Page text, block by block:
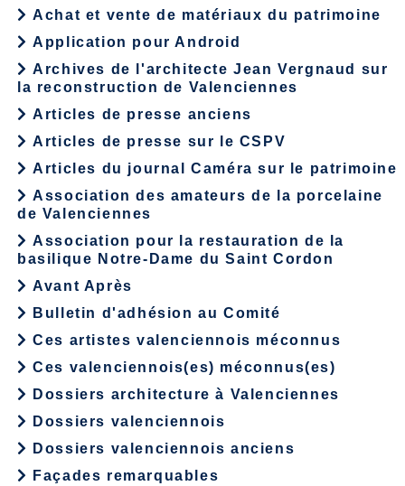
Achat et vente de matériaux du patrimoine
Application pour Android
Archives de l'architecte Jean Vergnaud sur
la reconstruction de Valenciennes
Articles de presse anciens
Articles de presse sur le CSPV
Articles du journal Caméra sur le patrimoine
Association des amateurs de la porcelaine
de Valenciennes
Association pour la restauration de la
basilique Notre-Dame du Saint Cordon
Avant Après
Bulletin d'adhésion au Comité
Ces artistes valenciennois méconnus
Ces valenciennois(es) méconnus(es)
Dossiers architecture à Valenciennes
Dossiers valenciennois
Dossiers valenciennois anciens
Façades remarquables